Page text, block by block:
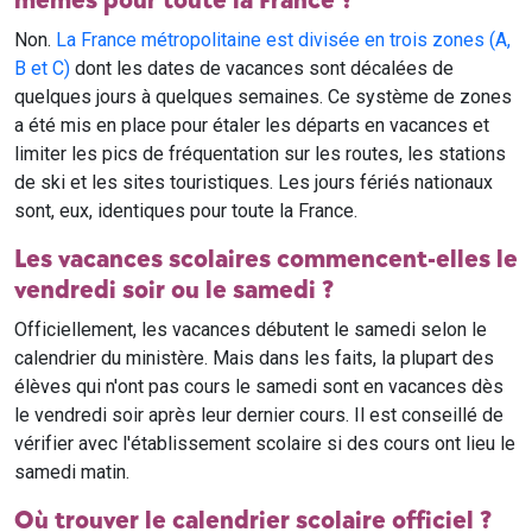
Non. La France métropolitaine est divisée en trois zones (A,
B et C) dont les dates de vacances sont décalées de
quelques jours à quelques semaines. Ce système de zones
a été mis en place pour étaler les départs en vacances et
limiter les pics de fréquentation sur les routes, les stations
de ski et les sites touristiques. Les jours fériés nationaux
sont, eux, identiques pour toute la France.
Les vacances scolaires commencent-elles le
vendredi soir ou le samedi ?
Officiellement, les vacances débutent le samedi selon le
calendrier du ministère. Mais dans les faits, la plupart des
élèves qui n'ont pas cours le samedi sont en vacances dès
le vendredi soir après leur dernier cours. Il est conseillé de
vérifier avec l'établissement scolaire si des cours ont lieu le
samedi matin.
Où trouver le calendrier scolaire officiel ?